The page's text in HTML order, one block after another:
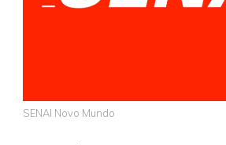
SENAI Novo Mundo